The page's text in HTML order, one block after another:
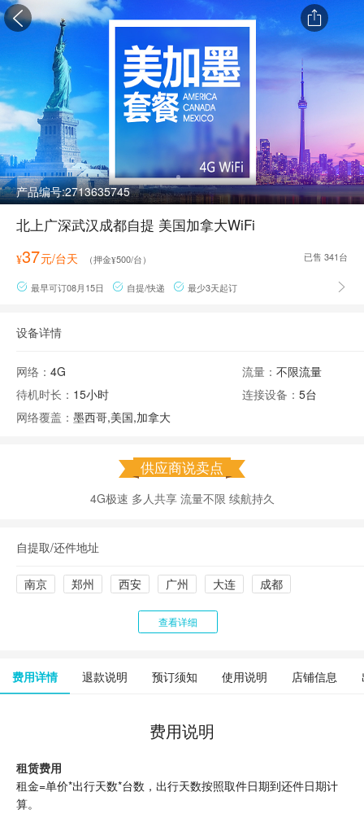
 
产品编号:2713635745
北上广深武汉成都自提 美国加拿大WiFi
¥37元/台天 （押金¥500/台） 已售 341台
 最早可订08月15日  自提/快递  最少3天起订 
设备详情
网络： 4G 流量： 不限流量
待机时长： 15小时 连接设备： 5台
网络覆盖： 墨西哥,美国,加拿大
供应商说卖点
4G极速 多人共享 流量不限 续航持久
自提取/还件地址
南京 郑州 西安 广州 大连 成都
查看详细
费用详情 退款说明 预订须知 使用说明 店铺信息
费用说明
租赁费用
租金=单价*出行天数*台数，出行天数按照取件日期到还件日期计
算。